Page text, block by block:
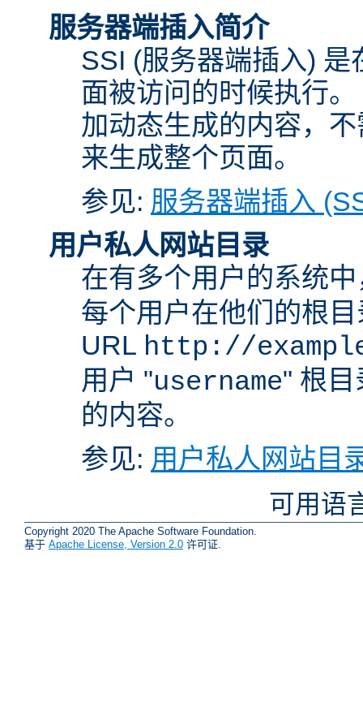
服务器端插入简介
SSI (服务器端插入)
面被访问的时候执行
加动态生成的内容，
来生成整个页面。
参见: 服务器端插入
用户私人网站目录
在有多个用户的系统
每个用户在他们的根
URL http://
用户 "username" 根
的内容。
参见: 用户私人网站目
可用语
Copyright 2020 The Apache Software Foundation.
基于 Apache License, Version 2.0 许可证.